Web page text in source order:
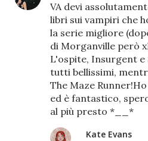
VA devi
libri sui vampiri che
la serie migliore
di Morganville però
L'ospite, Insurgent e
tutti bellissimi,
The Maze
ed è fantastico,
al più presto *__*
Kate Evans